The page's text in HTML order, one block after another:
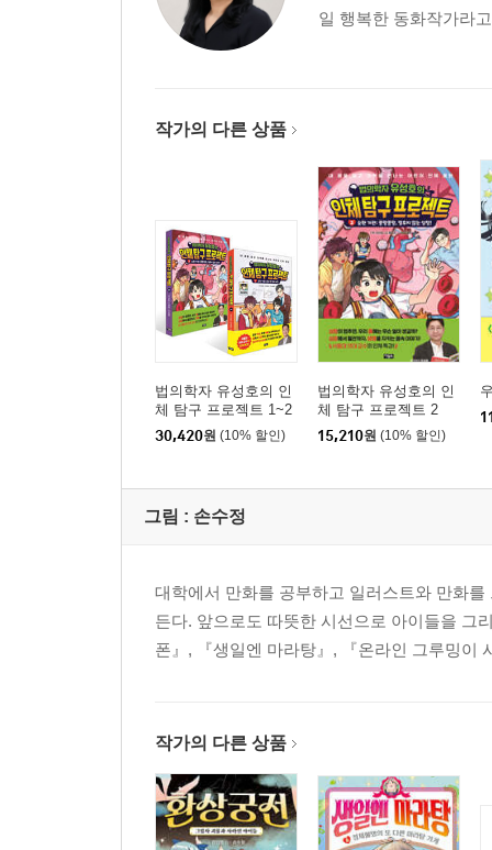
일 행복한 동화작가라
작가의 다른 상품
법의학자 유성호의 인
체 탐구 프로젝트 1~2
권 세트
30,420원 (10% 할인)
법의학자 유성호의 인
체 탐구 프로젝트 2
15,210원 (10% 할인)
그림 : 손수정
대학에서 만화를 공부하고 일러스트와 만화
든다. 앞으로도 따뜻한 시선으로 아이들을 그
폰』, 『생일엔 마라탕』, 『온라인 그루밍이
작가의 다른 상품